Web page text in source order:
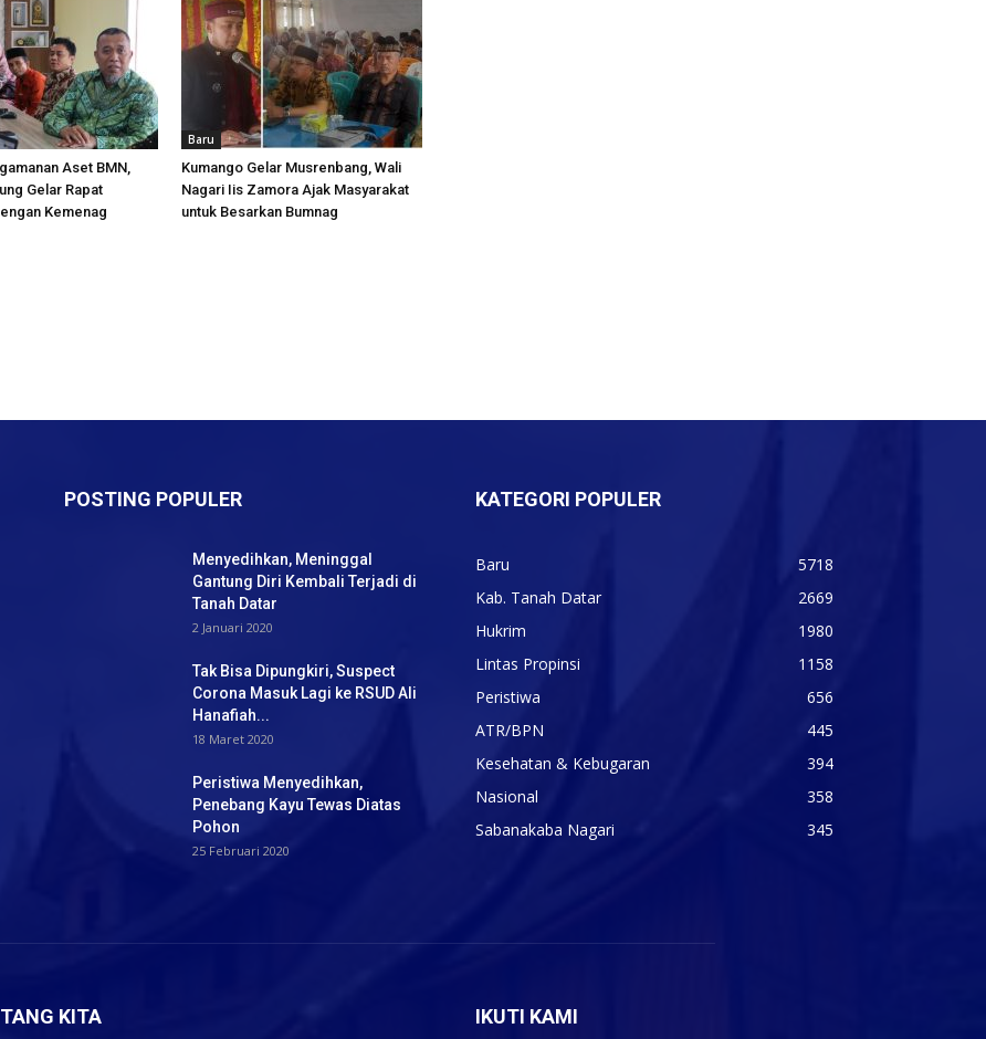
Aset BMN,
Gelar Rapat
Kemenag
Baru
Kumango Gelar Musrenbang, Wali
Nagari Iis Zamora Ajak Masyarakat
untuk Besarkan Bumnag
POSTING POPULER
Menyedihkan, Meninggal
Gantung Diri Kembali Terjadi di
Tanah Datar
2 Januari 2020
Tak Bisa Dipungkiri, Suspect
Corona Masuk Lagi ke RSUD Ali
Hanafiah...
18 Maret 2020
Peristiwa Menyedihkan,
Penebang Kayu Tewas Diatas
Pohon
25 Februari 2020
KATEGORI POPULER
Baru
5718
Kab. Tanah Datar
2669
Hukrim
1980
Lintas Propinsi
1158
Peristiwa
656
ATR/BPN
445
Kesehatan & Kebugaran
394
Nasional
358
Sabanakaba Nagari
345
KITA IKUTI KAMI